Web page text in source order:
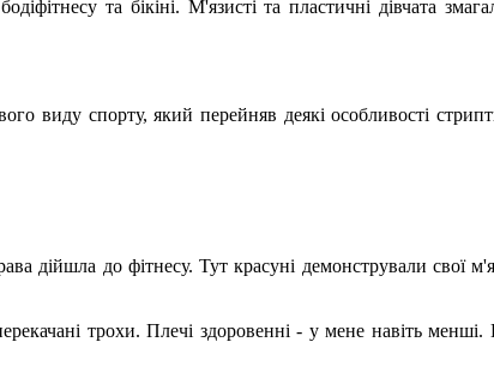
та бікіні. М'язисті та пластичні дівчата
виду спорту, який перейняв деякі особливості
дійшла до фітнесу. Тут красуні демонстрували свої
трохи. Плечі здоровенні - у мене навіть